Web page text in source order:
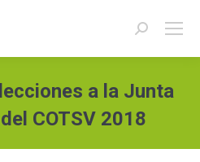
Buscar:
a la Junta
COTSV 2018